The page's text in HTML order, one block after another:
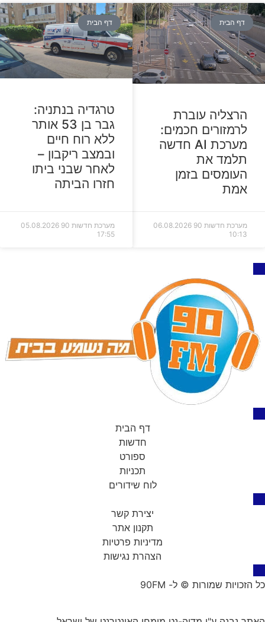
דף הבית
הרצליה עוברת
לרמזורים חכמים:
מערכת AI חדשה
תלמד את
העומסים בזמן
אמת
מערכת חדשות 90
06.08.2026
10:13
דף הבית
טרגדיה בנתניה:
גבר בן 53 אותר
ללא רוח חיים
ובמצב ריקבון –
לאחר שבני ביתו
חזרו הביתה
מערכת חדשות 90
05.08.2026
17:55
דף הבית
חדשות
ספורט
תכניות
לוח שידורים
יצירת קשר
תקנון אתר
מדיניות פרטיות
הצהרת נגישות
כל הזכויות שמורות © ל- 90FM